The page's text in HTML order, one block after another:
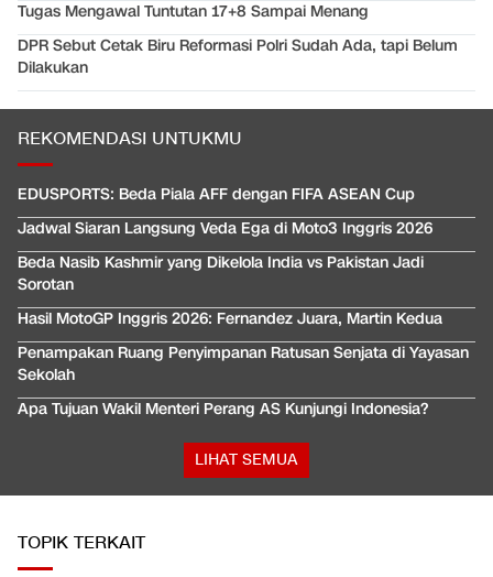
Tugas Mengawal Tuntutan 17+8 Sampai Menang
DPR Sebut Cetak Biru Reformasi Polri Sudah Ada, tapi Belum
Dilakukan
REKOMENDASI UNTUKMU
EDUSPORTS: Beda Piala AFF dengan FIFA ASEAN Cup
Jadwal Siaran Langsung Veda Ega di Moto3 Inggris 2026
Beda Nasib Kashmir yang Dikelola India vs Pakistan Jadi
Sorotan
Hasil MotoGP Inggris 2026: Fernandez Juara, Martin Kedua
Penampakan Ruang Penyimpanan Ratusan Senjata di Yayasan
Sekolah
Apa Tujuan Wakil Menteri Perang AS Kunjungi Indonesia?
LIHAT SEMUA
TOPIK TERKAIT